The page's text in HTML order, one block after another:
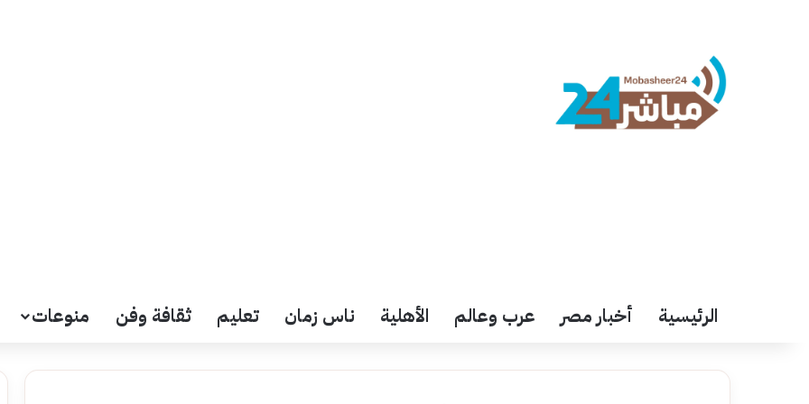
الرئيسية أخبار مصر عرب وعالم الأهلية ناس زمان تعليم ثقافة وفن منوعات